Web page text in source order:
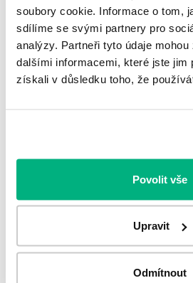
soubory cookie. Informace o tom,
sdílíme se svými partnery pro
analýzy. Partneři tyto údaje mohou
dalšími informacemi, které jste jim
získali v důsledku toho, že
Povolit vše
Upravit
Odmítnout
Intermitentná katetrizácia
metóda liečby chronickej
Celý článok
Pacientské otázky